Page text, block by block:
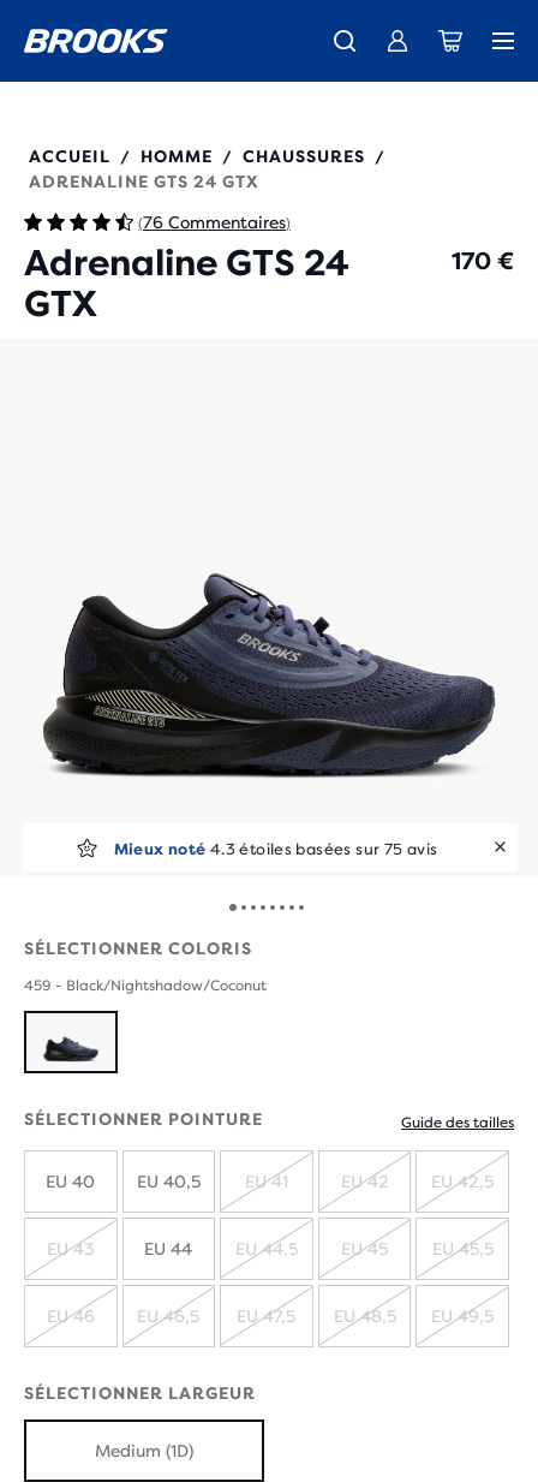
Livraison standard gratuite pour les membres. Rejoignez-nous
La toute nouvelle Ghost Amp est là - Acheter Femme Homme
Découvre la nouvelle collection Cascadia - Acheter maintenant
110453ACCUEIL / HOMME / CHAUSSURES
/
ADRENALINE GTS 24 GTX
(76 Commentaires)
Adrenaline GTS 24
GTX
170 €
Mieux noté 4.3 étoiles basées sur 75 avis
SÉLECTIONNER COLORIS
459 - Black/Nightshadow/Coconut
SÉLECTIONNER POINTURE Guide des tailles
EU 40 EU 40,5
ÉPUISÉ
EU 41
ÉPUISÉ
EU 42 EU 42,5
EU 43 EU 44
ÉPUISÉ
EU 44,5
ÉPUISÉ
EU 45 EU 45,5
ÉPUISÉ
EU 46
ÉPUISÉ
EU 46,5
ÉPUISÉ
EU 47,5
ÉPUISÉ
EU 48,5 EU 49,5
SÉLECTIONNER LARGEUR
Medium (1D)